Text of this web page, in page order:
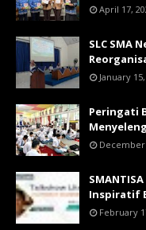
April 17,
SLC SMA
January
Peringati
December
Inspiratif
February